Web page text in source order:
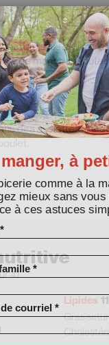
le jus de lime
de mangue;
enrober.
des assiettes, et
4)
Lipides
Gras